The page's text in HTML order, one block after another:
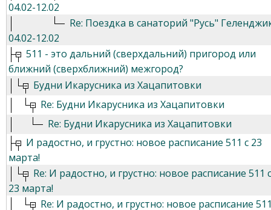
04.02-12.02
Re: Поездка в санаторий "Русь"
04.02-12.02
511 - это дальний (сверхдальний) пригород или
ближний (сверхближний) межгород?
Будни Икарусника из Хацапитовки
Re: Будни Икарусника из Хацапитовки
Re: Будни Икарусника из Хацапитовки
И радостно, и грустно: новое расписание 511 с 23
марта!
Re: И радостно, и грустно: новое расписание 511 с
23 марта!
Re: И радостно, и грустно: новое расписание